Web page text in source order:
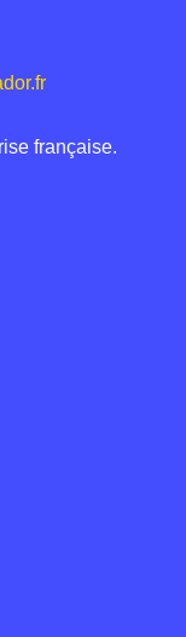
française.